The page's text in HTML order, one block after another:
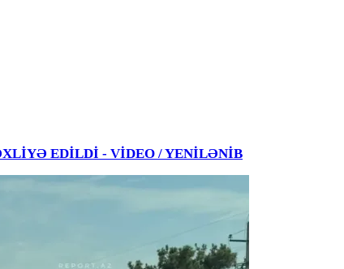
EDİLDİ - VİDEO / YENİLƏNİB